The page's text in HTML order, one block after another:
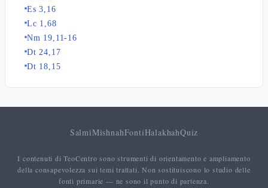
Es 3,16
Lc 1,68
Nm 19,11-16
Dt 24,17
Dt 18,15
SalmiMishnahFontiHalakhahQuiz
I contenuti di TeoCentro sono strumenti di orientamento e ampliamento
della consapevolezza sui temi trattati. Non sostituiscono lo studio delle
fonti primarie — ne sono il punto di partenza.